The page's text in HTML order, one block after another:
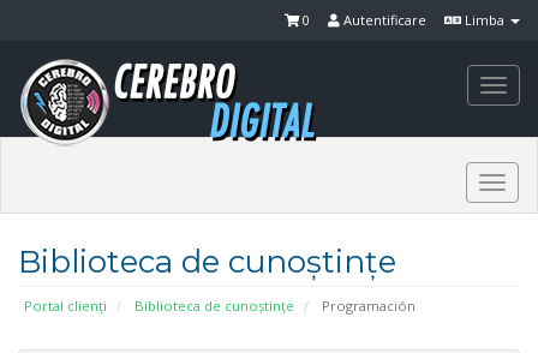
Limba
Autentificare
0
Biblioteca de cunoștințe
Portal clienți Biblioteca de cunoștințe Programación